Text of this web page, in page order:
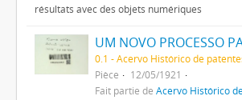
résultats avec des objets numériques
0.1 - Acervo Histórico de
Pièce
12/05/1921
Fait partie de Acervo Histórico